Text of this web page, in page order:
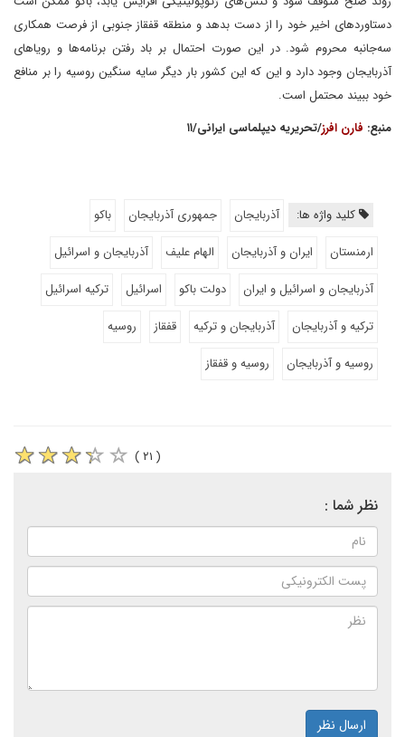
دستاوردهای اخیر خود را از دست بدهد و منطقه قفقاز جنوبی از فرصت همکاری
سه‌جانبه محروم شود. در این صورت احتمال بر باد رفتن برنامه‌‌ها و رویاهای
آذربایجان وجود دارد و این که این کشور بار دیگر سایه سنگین روسیه را بر منافع
خود ببیند محتمل است.
منبع: فارن افرز/تحریریه دیپلماسی ایرانی/۱۱
کلید واژه ها: آذربایجان جمهوری آذربایجان
باکو
ارمنستان
ایران و آذربایجان الهام علیف
آذربایجان و اسرائیل
آذربایجان و اسرائیل و ایران
دولت باکو اسرائیل
ترکیه اسرائیل
ترکیه و آذربایجان
آذربایجان و ترکیه قفقاز
روسیه
روسیه و آذربایجان
روسیه و قفقاز
( ۲۱ )
نظر شما :
ارسال نظر